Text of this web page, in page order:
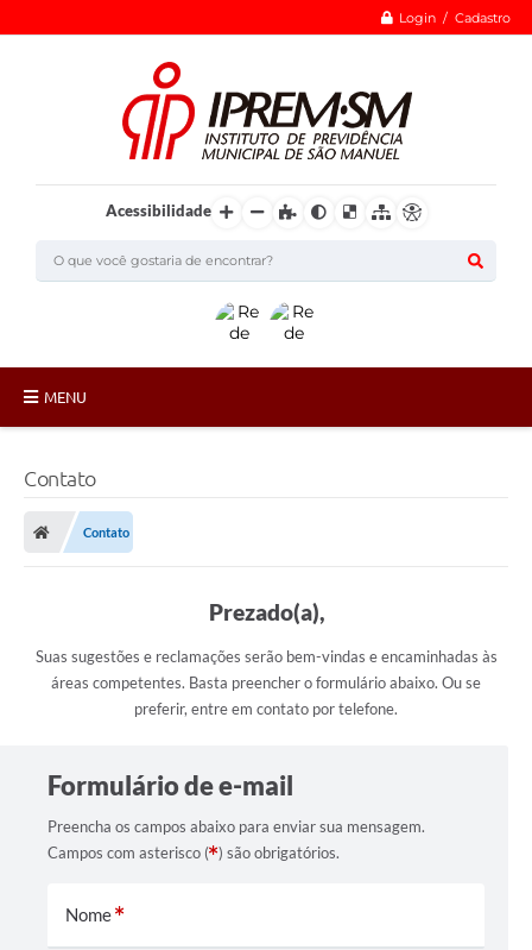
Login / Cadastro
Acessibilidade
MENU
FINANCEIRO
Contratos
Legislação
Editais
Contato
Contato
Prezado(a),
Suas sugestões e reclamações serão bem-vindas e encaminhadas às
áreas competentes. Basta preencher o formulário abaixo. Ou se
preferir, entre em contato por telefone.
Formulário de e-mail
Preencha os campos abaixo para enviar sua mensagem.
Campos com asterisco ( ) são obrigatórios.
Nome